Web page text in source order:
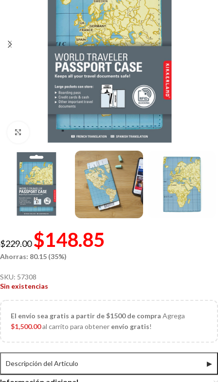
Click to enlarge
$229.00 $148.85
Ahorras: 80.15 (35%)
SKU: 57308
Sin existencias
El envío sea gratis a partir de $1500 de compra Agrega
$1,500.00al carrito para obtener envío gratis!
Descripción del Articulo ▶